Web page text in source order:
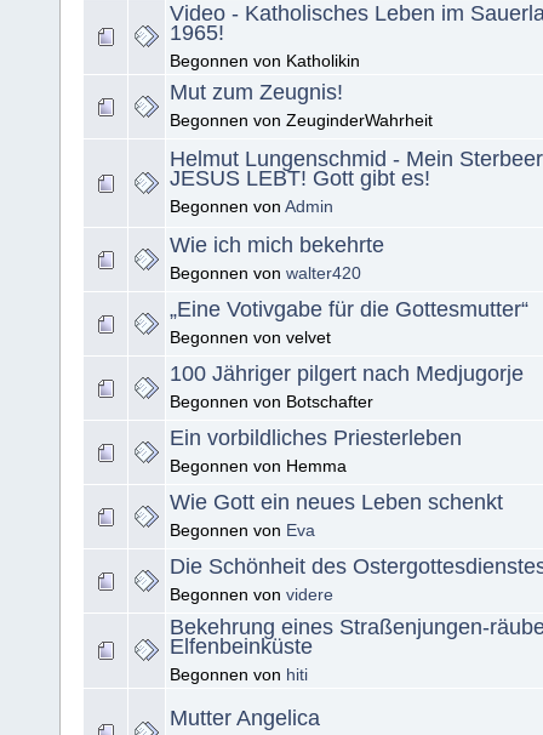
Video - Katholisches Leben im
1965!
Begonnen von Katholikin
Mut zum Zeugnis!
Begonnen von ZeuginderWahrheit
Helmut Lungenschmid - Mein
JESUS LEBT! Gott gibt es!
Begonnen von Admin
Wie ich mich bekehrte
Begonnen von walter420
„Eine Votivgabe für die Gottesmutter“
Begonnen von velvet
100 Jähriger pilgert nach Medjugorje
Begonnen von Botschafter
Ein vorbildliches Priesterleben
Begonnen von Hemma
Wie Gott ein neues Leben schenkt
Begonnen von Eva
Die Schönheit des
Begonnen von videre
Bekehrung eines Straßenjungen-
Elfenbeinküste
Begonnen von hiti
Mutter Angelica